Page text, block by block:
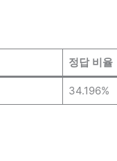
정답 비율
34.196%